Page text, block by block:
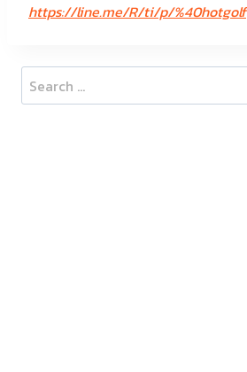
https://line.me/R/ti/p/%40hotgolf
Search
for: